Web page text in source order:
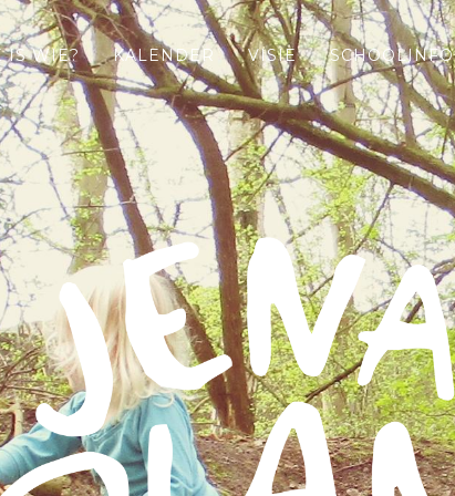
IS WIE? KALENDER VISIE SCHOOLINFO